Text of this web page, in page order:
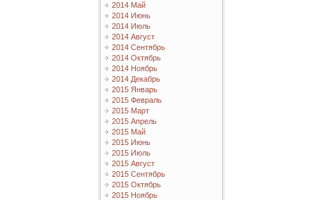
2014 Май
2014 Июнь
2014 Июль
2014 Август
2014 Сентябрь
2014 Октябрь
2014 Ноябрь
2014 Декабрь
2015 Январь
2015 Февраль
2015 Март
2015 Апрель
2015 Май
2015 Июнь
2015 Июль
2015 Август
2015 Сентябрь
2015 Октябрь
2015 Ноябрь